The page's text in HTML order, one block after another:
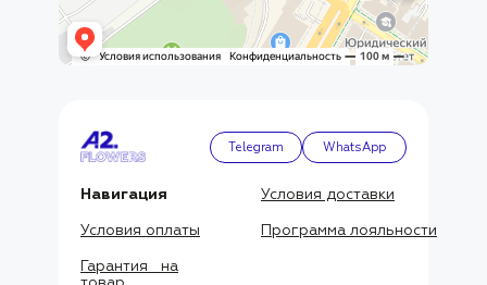
Программа лояльности
Гарантия на
Условия доставки
Условия оплаты
Навигация
WhatsApp
Telegram